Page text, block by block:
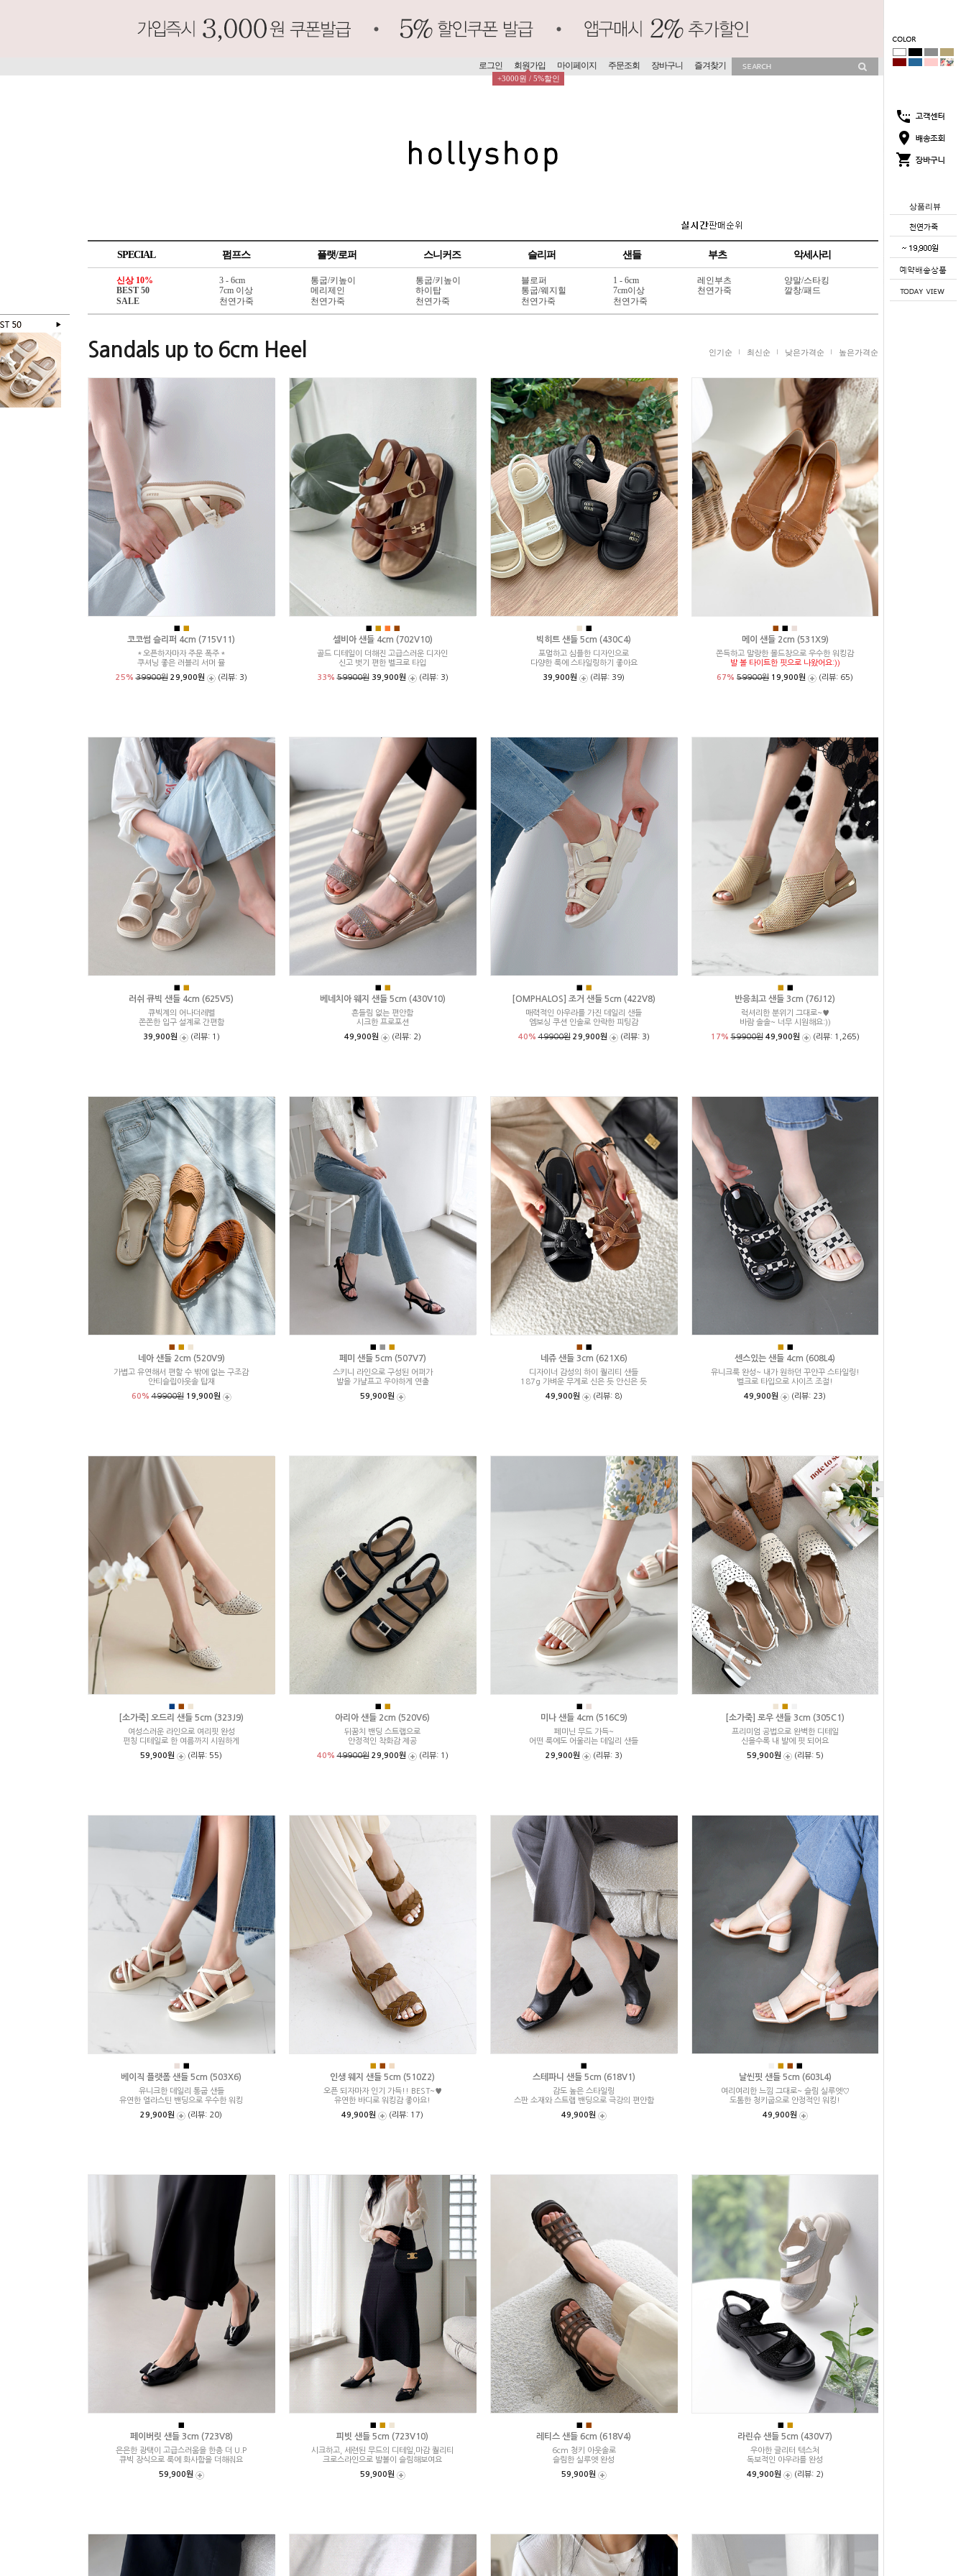
상품리뷰
로그인 회원가입
+3000원 / 5%할인
마이페이지 주문조회 장바구니 즐겨찾기
SPECIAL 펌프스 플랫/로퍼 스니커즈 슬리퍼 샌들 부츠 악세사리
신상 10%
BEST 50
SALE
3 - 6cm
7cm 이상
천연가죽
통굽/키높이
메리제인
천연가죽
통굽/키높이
하이탑
천연가죽
블로퍼
통굽/웨지힐
천연가죽
1 - 6cm
7cm이상
천연가죽
레인부츠
천연가죽
양말/스타킹
깔창/패드
Sandals up to 6cm Heel 인기순 최신순 낮은가격순 높은가격순
■ ■
코코썸 슬리퍼 4cm (715V11)
＊오픈하자마자 주문 폭주＊
쿠셔닝 좋은 러블리 서머 뮬
25%39900원 29,900원 (리뷰: 3)
■ ■ ■ ■
셀비아 샌들 4cm (702V10)
골드 디테일이 더해진 고급스러운 디자인
신고 벗기 편한 벨크로 타입
33%59900원 39,900원 (리뷰: 3)
■
빅히트 샌들 5cm (430C4)
포멀하고 심플한 디자인으로
다양한 룩에 스타일링하기 좋아요
39,900원
(리뷰: 39)
■ ■
메이 샌들 2cm (531X9)
쫀득하고 말랑한 몰드창으로 우수한 워킹감
발 볼 타이트한 핏으로 나왔어요:))
67% 59900원 19,900원 (리뷰: 65)
■ ■
러쉬 큐빅 샌들 4cm (625V5)
큐빅계의 어나더레벨
쫀쫀한 입구 설계로 간편함
39,900원
(리뷰: 1)
■ ■
베네치아 웨지 샌들 5cm (430V10)
흔들림 없는 편안함
시크한 프로포션
49,900원
(리뷰: 2)
■ ■
[OMPHALOS] 조거 샌들 5cm (422V8)
매력적인 아우라를 가진 데일리 샌들
엠보싱 쿠션 인솔로 안락한 피팅감
40%49900원 29,900원 (리뷰: 3)
■ ■
반응최고 샌들 3cm (76J12)
럭셔리한 분위기 그대로~♥
바람 솔솔~ 너무 시원해요:))
17%59900원 49,900원 (리뷰: 1,265)
■ ■
네아 샌들 2cm (520V9)
가볍고 유연해서 편할 수 밖에 없는 구조감
안티슬립아웃솔 탑재
60%49900원 19,900원
■ ■ ■
페미 샌들 5cm (507V7)
스키니 라인으로 구성된 어퍼가
발을 가냘프고 우아하게 연출
59,900원
■ ■
네쥬 샌들 3cm (621X6)
디자이너 감성의 하이 퀄리티 샌들
187g 가벼운 무게로 신은 듯 안신은 듯
49,900원
(리뷰: 8)
■ ■
센스있는 샌들 4cm (608L4)
유니크룩 완성~ 내가 원하던 꾸안꾸 스타일링!
벨크로 타입으로 사이즈 조절!
49,900원
(리뷰: 23)
■ ■
[소가죽] 오드리 샌들 5cm (323J9)
여성스러운 라인으로 여리핏 완성
펀칭 디테일로 한 여름까지 시원하게
59,900원
(리뷰: 55)
■ ■
아리아 샌들 2cm (520V6)
뒤꿈치 밴딩 스트랩으로
안정적인 착화감 제공
40%49900원 29,900원 (리뷰: 1)
■
미나 샌들 4cm (516C9)
페미닌 무드 가득~
어떤 룩에도 어울리는 데일리 샌들
29,900원
(리뷰: 3)
■
[소가죽] 로우 샌들 3cm (305C1)
프리미엄 공법으로 완벽한 디테일
신을수록 내 발에 핏 되어요
59,900원
(리뷰: 5)
■
베이직 플랫폼 샌들 5cm (503X6)
유니크한 데일리 통굽 샌들
유연한 엘라스틴 밴딩으로 우수한 워킹
29,900원
(리뷰: 20)
■ ■ ■
인생 웨지 샌들 5cm (510Z2)
오픈 되자마자 인기 가득!! BEST~♥
유연한 바디로 워킹감 좋아요!
49,900원
(리뷰: 17)
■
스테파니 샌들 5cm (618V1)
감도 높은 스타일링
스판 소재와 스트랩 밴딩으로 극강의 편안함
49,900원
■ ■ ■
날씬핏 샌들 5cm (603L4)
여리여리한 느낌 그대로~ 슬림 실루엣♡
도톰한 청키굽으로 안정적인 워킹!
49,900원
■
페이버릿 샌들 3cm (723V8)
은은한 광택이 고급스러움을 한층 더 U.P
큐빅 장식으로 룩에 화사함을 더해줘요
59,900원
■ ■
피빗 샌들 5cm (723V10)
시크하고, 세련된 무드의 디테일,마감 퀄리티
크로스라인으로 발볼이 슬림해보여요
59,900원
■ ■
레티스 샌들 6cm (618V4)
6cm 청키 아웃솔로
슬림한 실루엣 완성
59,900원
■ ■
라린슈 샌들 5cm (430V7)
우아한 글리터 텍스처
독보적인 아우라를 완성
49,900원
(리뷰: 2)